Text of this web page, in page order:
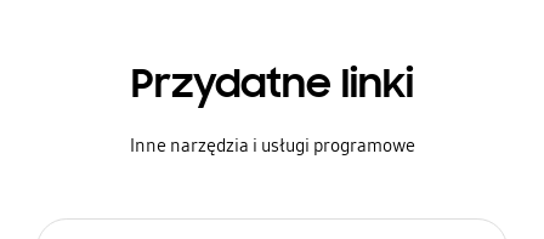
Przydatne linki
Inne narzędzia i usługi programowe